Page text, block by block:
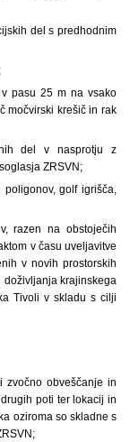
del s predhodnim
pasu 25 m na vsako
močvirski krešič in rak
del v nasprotju z
ZRSVN;
golf igrišča,
razen na obstoječih
v času uveljavitve
v novih prostorskih
doživljanja krajinskega
Tivoli v skladu s cilji
zvočno obveščanje in
poti ter lokacij in
oziroma so skladne s